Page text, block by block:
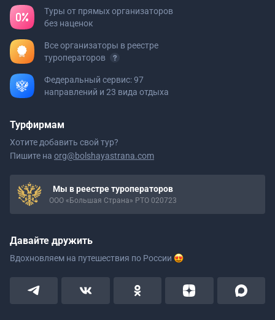
Туры от прямых организаторов
без наценок
Все организаторы в реестре
туроператоров
Федеральный сервис: 97
направлений и 23 вида отдыха
Турфирмам
Хотите добавить свой тур?
Пишите на org@bolshayastrana.com
Мы в реестре туроператоров
ООО «Большая Страна» РТО 020723
Давайте дружить
Вдохновляем на путешествия по России